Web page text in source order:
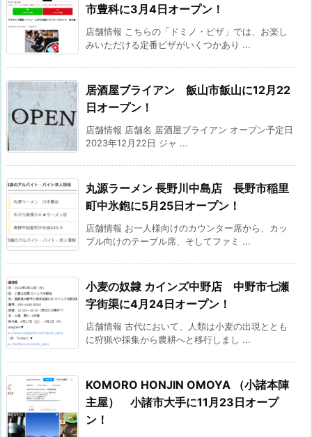
市豊科に3月4日オープン！
店舗情報 こちらの「ドミノ・ピザ」では、お楽し
みいただける定番ピザがいくつかあり ...
居酒屋ブライアン 飯山市飯山に12月22
日オープン！
店舗情報 店舗名 居酒屋ブライアン オープン予定日
2023年12月22日 ジャ ...
丸源ラーメン 長野川中島店 長野市稲里
町中氷鉋に5月25日オープン！
店舗情報 お一人様向けのカウンター席から、カッ
プル向けのテーブル席、そしてファミ ...
小麦の奴隷 カインズ中野店 中野市七瀬
字街渠に4月24日オープン！
店舗情報 古代において、人類は小麦の出現ととも
に狩猟や採集から農耕へと移行しまし ...
KOMORO HONJIN OMOYA （小諸本陣
主屋） 小諸市大手に11月23日オープ
ン！